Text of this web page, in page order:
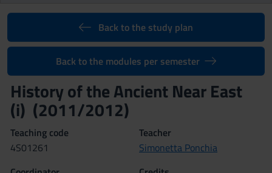
Back to the study plan
Back to the modules per semester
History of the Ancient Near East
(i) (2011/2012)
Teaching code
4S01261
Teacher
Simonetta Ponchia